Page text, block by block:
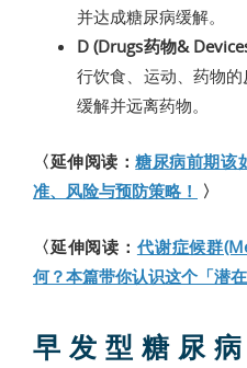
并达成糖尿病缓解。
D (Drugs药物&
行饮食、运动、药物
缓解并远离药物。
〈延伸阅读：糖尿病前期该
准、风险与预防策略！ 〉
〈延伸阅读： 代谢症候群
何？本篇带你认识这个「潜
早发型糖尿病